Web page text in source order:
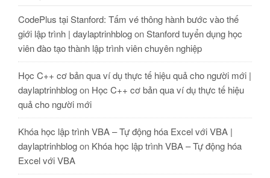
CodePlus tại Stanford: Tấm vé thông hành bước vào thế
giới lập trình | daylaptrinhblogonStanford tuyển dụng học
viên đào tạo thành lập trình viên chuyên nghiệp
Học C++ cơ bản qua ví dụ thực tế hiệu quả cho người mới |
daylaptrinhblogon Học C++ cơ bản qua ví dụ thực tế hiệu
quả cho người mới
Khóa học lập trình VBA – Tự động hóa Excel với VBA |
daylaptrinhblogon Khóa học lập trình VBA – Tự động hóa
Excel với VBA